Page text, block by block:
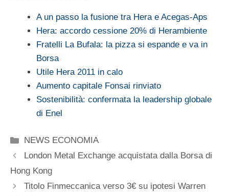
A un passo la fusione tra Hera e Acegas-Aps
Hera: accordo cessione 20% di Herambiente
Fratelli La Bufala: la pizza si espande e va in
Borsa
Utile Hera 2011 in calo
Aumento capitale Fonsai rinviato
Sostenibilità: confermata la leadership globale
di Enel
Categorie
NEWS ECONOMIA
London Metal Exchange acquistata dalla Borsa di
Hong Kong
Titolo Finmeccanica verso 3€ su ipotesi Warren